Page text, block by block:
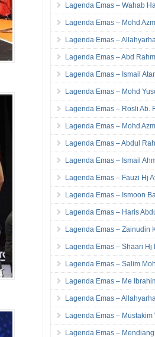
Lagenda Emas – Wahab
Lagenda Emas – Mohd
Lagenda Emas –
Lagenda Emas – Abd
Lagenda Emas – Ismail
Lagenda Emas – Mohd
Lagenda Emas – Rosli Ab.
Lagenda Emas – Mohd
Lagenda Emas – Abdul
Lagenda Emas – Ismail
Lagenda Emas – Fauzi Hj
Lagenda Emas – Ismoon
Lagenda Emas – Haris
Lagenda Emas – Zainudin
Lagenda Emas – Shaari Hj
Lagenda Emas – Salim
Lagenda Emas – Me
Lagenda Emas –
Lagenda Emas – Mustakim
Lagenda Emas –